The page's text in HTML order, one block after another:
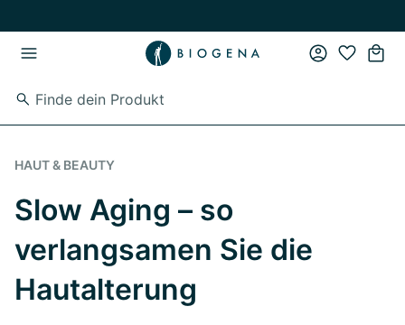
HAUT & BEAUTY
Slow Aging – so
verlangsamen Sie die
Hautalterung